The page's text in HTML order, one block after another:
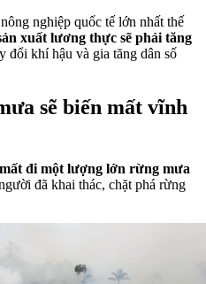
nghiệp quốc tế lớn nhất thế
xuất lương thực sẽ phải tăng
đổi khí hậu và gia tăng dân số
sẽ biến mất vĩnh
đi một lượng lớn rừng mưa
đã khai thác, chặt phá rừng